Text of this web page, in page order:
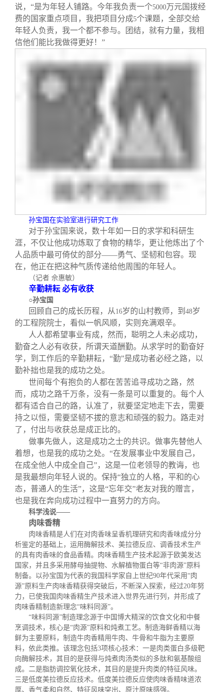
说，“是为年轻人铺路。今年我负责一个5000万元国拨经
费的国家重点项目，我把项目分成5个课题，全部交给
年轻人负责，我一个都不参与。团结，就有力量，我相
信他们能比我做得更好！”
孙宝国在实验室进行研究工作
对于孙宝国来说，数十年如一日的求学和科研生
涯，不仅让他成功炼取了食物的精华，更让他炼出了个
人品质中最可倚仗的部分——勇气、坚韧和包容。现
在，他正在把这种气质传递给他周围的年轻人。
（记者 佘惠敏）
辛勤耕耘 必有收获
○孙宝国
回顾自己的成长历程，从 16岁的山村教师，到 48岁
的工程院院士，看似一帆风顺，实则充满艰辛。
人人都希望事业有成，然而，聪明之人未必成功，
勤奋之人必有收获，所谓天道酬勤。从求学时的勤奋好
学，到工作后的辛勤耕耘，“勤”是成功者必经之路，以
勤补拙也是我的成功之处。
世间每个有抱负的人都在苦苦追寻成功之路，然
而，成功之路千万条，没有一条是可以重复的。每个人
都有适合自己的路，认准了，就要坚定地走下去，需要
持之以恒，需要坚韧不拔的意志和顽强的毅力。路走对
了，付出与收获总是成正比的。
做事先做人，这是成功之士的共识。做事先替他人
着想，也是我的成功之处。“在发展事业中发展自己，
在成全他人中成全自己”，这是一位老领导的教诲，也
是我最想向年轻人说的。保持“独立的人格，平和的心
态，普通人的生活”，这是“忘年交”老友对我的赠言，
也是我在奔向成功过程中一直努力的方向。
科学浅说——
肉味香精
肉味香精是人们在对肉香味呈香机理研究和肉香味成分分
析鉴定的基础上，运用酶解技术、美拉德反应、调香技术生产
的具有肉香味的食品香精。肉味香精生产技术起源于欧美发达
国家，并且多采用酵母抽提物、水解植物蛋白等“非肉源”原料
制备。以孙宝国为代表的我国科学家自上世纪90年代采用“肉
源”原料生产肉味香精获得突破后，不断深入探索，经过20年努
力，已使我国肉味香精生产技术进入世界先进行列，并形成了
肉味香精制造新理念“味料同源”。
“味料同源”制造理念源于中国博大精深的饮食文化和中餐
烹调技术，核心是“肉源”原料和炖煮工艺。制造海鲜香精以海
鲜为主要原料，制造牛肉香精用牛肉、牛骨和牛脂为主要原
料，依此类推。该理念包括3项核心技术：一是肉类蛋白多级靶
向酶解技术，其目的是获得与炖煮肉汤类似的多肽和氨基酸组
成。二是脂肪调控氧化技术，其目的是提升肉类的特征风味。
三是低度美拉德反应技术。低度美拉德反应使肉味香精味道浓
厚、香气柔和自然、特征风味突出、原汁原味感强。